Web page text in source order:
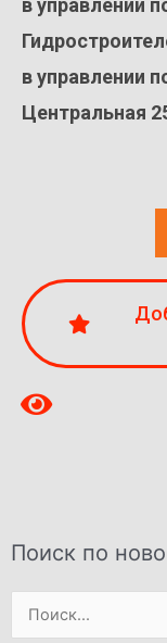
в управлении
в управлении
Центральная
Поиск по
Поиск: